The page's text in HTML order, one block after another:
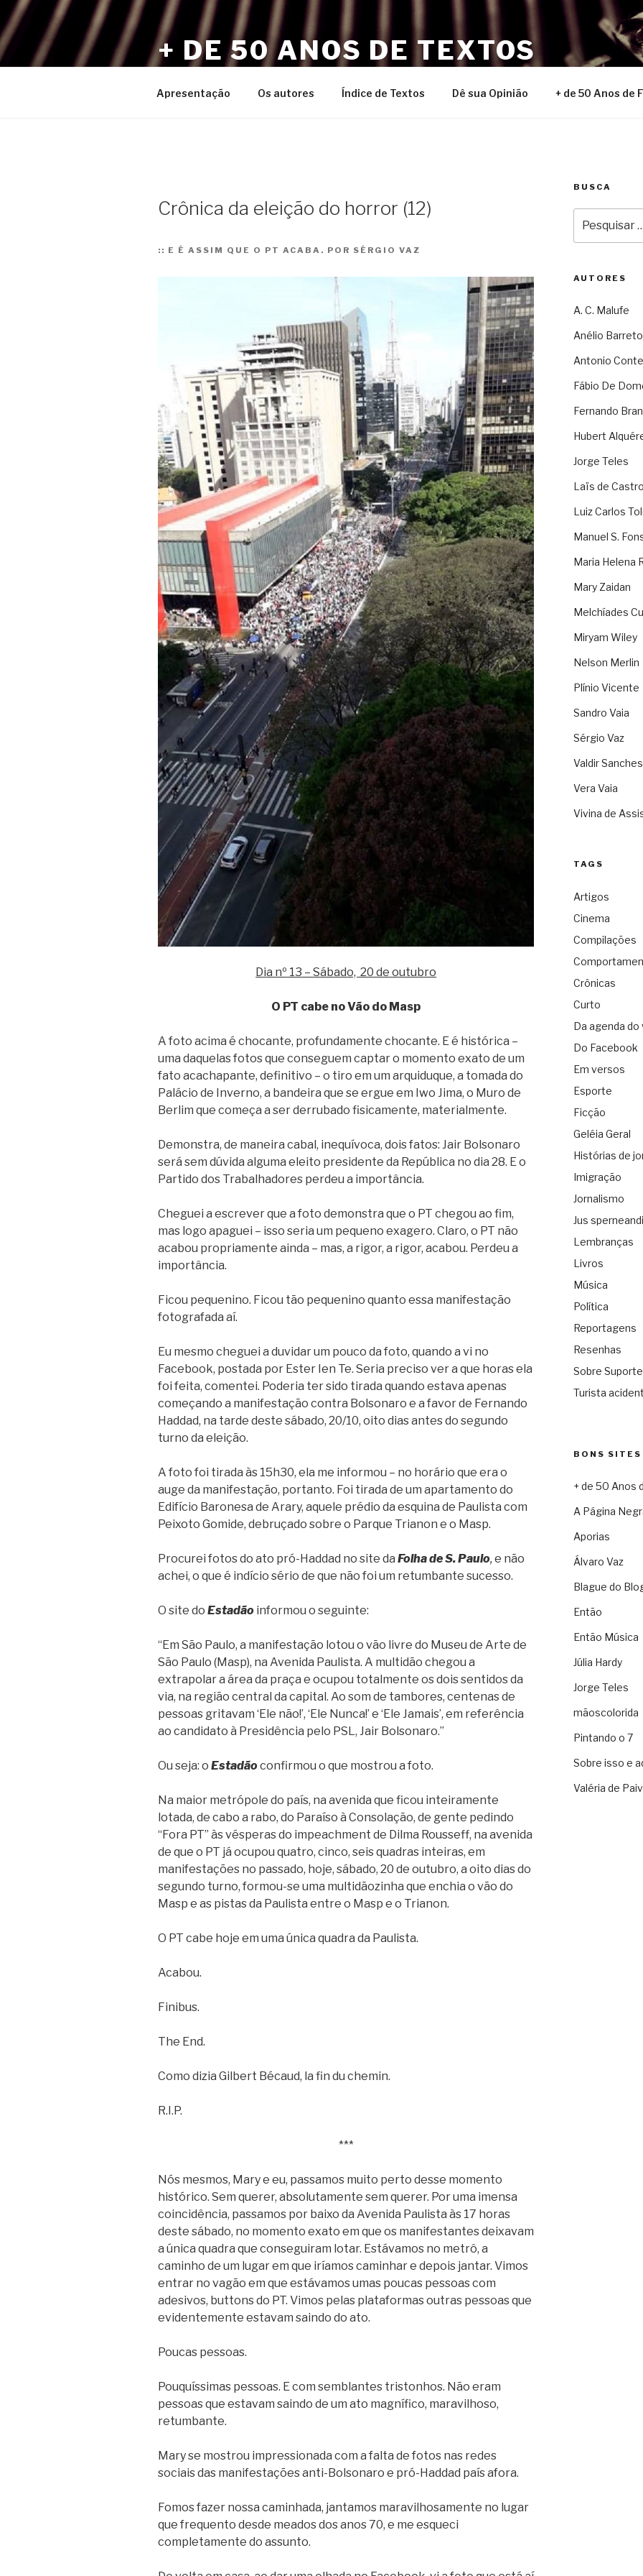
Pular
para
o
conteúdo
+ DE 50 ANOS DE TEXTOS
Apresentação Os autores Índice de Textos Dê sua Opinião + de 50 Anos de
Crônica da eleição do horror (12)
:: E É ASSIM QUE O PT ACABA. POR SÉRGIO VAZ
Dia nº 13 – Sábado, 20 de outubro
O PT cabe no Vão do Masp
A foto acima é chocante, profundamente chocante. E é histórica –
uma daquelas fotos que conseguem captar o momento exato de um
fato acachapante, definitivo – o tiro em um arquiduque, a tomada do
Palácio de Inverno, a bandeira que se ergue em Iwo Jima, o Muro de
Berlim que começa a ser derrubado fisicamente, materialmente.
Demonstra, de maneira cabal, inequívoca, dois fatos: Jair Bolsonaro
será sem dúvida alguma eleito presidente da República no dia 28. E o
Partido dos Trabalhadores perdeu a importância.
Cheguei a escrever que a foto demonstra que o PT chegou ao fim,
mas logo apaguei – isso seria um pequeno exagero. Claro, o PT não
acabou propriamente ainda – mas, a rigor, a rigor, acabou. Perdeu a
importância.
Ficou pequenino. Ficou tão pequenino quanto essa manifestação
fotografada aí.
Eu mesmo cheguei a duvidar um pouco da foto, quando a vi no
Facebook, postada por Ester Ien Te. Seria preciso ver a que horas ela
foi feita, comentei. Poderia ter sido tirada quando estava apenas
começando a manifestação contra Bolsonaro e a favor de Fernando
Haddad, na tarde deste sábado, 20/10, oito dias antes do segundo
turno da eleição.
A foto foi tirada às 15h30, ela me informou – no horário que era o
auge da manifestação, portanto. Foi tirada de um apartamento do
Edifício Baronesa de Arary, aquele prédio da esquina de Paulista com
Peixoto Gomide, debruçado sobre o Parque Trianon e o Masp.
Procurei fotos do ato pró-Haddad no site da Folha de S. Paulo, e não
achei, o que é indício sério de que não foi um retumbante sucesso.
O site do Estadão informou o seguinte:
“Em São Paulo, a manifestação lotou o vão livre do Museu de Arte de
São Paulo (Masp), na Avenida Paulista. A multidão chegou a
extrapolar a área da praça e ocupou totalmente os dois sentidos da
via, na região central da capital. Ao som de tambores, centenas de
pessoas gritavam ‘Ele não!’, ‘Ele Nunca!’ e ‘Ele Jamais’, em referência
ao candidato à Presidência pelo PSL, Jair Bolsonaro.”
Ou seja: o Estadãoconfirmou o que mostrou a foto.
Na maior metrópole do país, na avenida que ficou inteiramente
lotada, de cabo a rabo, do Paraíso à Consolação, de gente pedindo
“Fora PT” às vésperas do impeachment de Dilma Rousseff, na avenida
de que o PT já ocupou quatro, cinco, seis quadras inteiras, em
manifestações no passado, hoje, sábado, 20 de outubro, a oito dias do
segundo turno, formou-se uma multidãozinha que enchia o vão do
Masp e as pistas da Paulista entre o Masp e o Trianon.
O PT cabe hoje em uma única quadra da Paulista.
Acabou.
Finibus.
The End.
Como dizia Gilbert Bécaud, la fin du chemin.
R.I.P.
***
Nós mesmos, Mary e eu, passamos muito perto desse momento
histórico. Sem querer, absolutamente sem querer. Por uma imensa
coincidência, passamos por baixo da Avenida Paulista às 17 horas
deste sábado, no momento exato em que os manifestantes deixavam
a única quadra que conseguiram lotar. Estávamos no metrô, a
caminho de um lugar em que iríamos caminhar e depois jantar. Vimos
entrar no vagão em que estávamos umas poucas pessoas com
adesivos, buttons do PT. Vimos pelas plataformas outras pessoas que
evidentemente estavam saindo do ato.
Poucas pessoas.
Pouquíssimas pessoas. E com semblantes tristonhos. Não eram
pessoas que estavam saindo de um ato magnífico, maravilhoso,
retumbante.
Mary se mostrou impressionada com a falta de fotos nas redes
sociais das manifestações anti-Bolsonaro e pró-Haddad país afora.
Fomos fazer nossa caminhada, jantamos maravilhosamente no lugar
que frequento desde meados dos anos 70, e me esqueci
completamente do assunto.
BUSCA
por:
AUTORES
A. C. Malufe
Anélio Barreto
Antonio
Fábio De
Fernando
Hubert
Jorge Teles
Laïs de Castro
Luiz Carlos
Manuel S.
Maria Helena
Mary Zaidan
Melchíades
Miryam Wiley
Nelson Merlin
Plínio Vicente
Sandro Vaia
Sérgio Vaz
Valdir Sanches
Vera Vaia
Vivina de
TAGS
Artigos
Cinema
Compilações
Crônicas
Curto
Da agenda do
Do Facebook
Em versos
Esporte
Ficção
Geléia Geral
Histórias de
Imigração
Jornalismo
Jus sperneandi
Lembranças
Livros
Música
Política
Reportagens
Resenhas
Sobre
Turista
BONS SITES
+ de 50 Anos
A Página
Aporias
Álvaro Vaz
Blague do
Então
Então Música
Júlia Hardy
Jorge Teles
mãoscolorida
Pintando o 7
Sobre isso e
Valéria de